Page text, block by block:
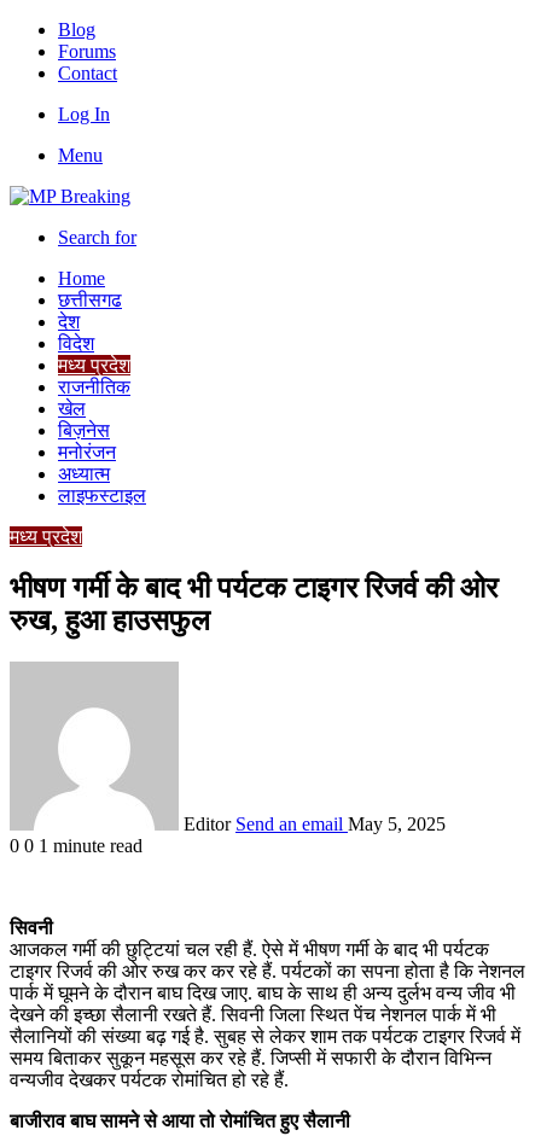
Blog
Forums
Contact
Log In
Menu
Search for
Home
छत्तीसगढ
देश
विदेश
मध्य प्रदेश
राजनीतिक
खेल
बिज़नेस
मनोरंजन
अध्यात्म
लाइफस्टाइल
मध्य प्रदेश
भीषण गर्मी के बाद भी पर्यटक टाइगर रिजर्व की ओर
रुख, हुआ हाउसफुल
Editor Send an email May 5, 2025
0 0 1 minute read
सिवनी
आजकल गर्मी की छुट्टियां चल रही हैं. ऐसे में भीषण गर्मी के बाद भी पर्यटक
टाइगर रिजर्व की ओर रुख कर कर रहे हैं. पर्यटकों का सपना होता है कि नेशनल
पार्क में घूमने के दौरान बाघ दिख जाए. बाघ के साथ ही अन्य दुर्लभ वन्य जीव भी
देखने की इच्छा सैलानी रखते हैं. सिवनी जिला स्थित पेंच नेशनल पार्क में भी
सैलानियों की संख्या बढ़ गई है. सुबह से लेकर शाम तक पर्यटक टाइगर रिजर्व में
समय बिताकर सुकून महसूस कर रहे हैं. जिप्सी में सफारी के दौरान विभिन्न
वन्यजीव देखकर पर्यटक रोमांचित हो रहे हैं.
बाजीराव बाघ सामने से आया तो रोमांचित हुए सैलानी